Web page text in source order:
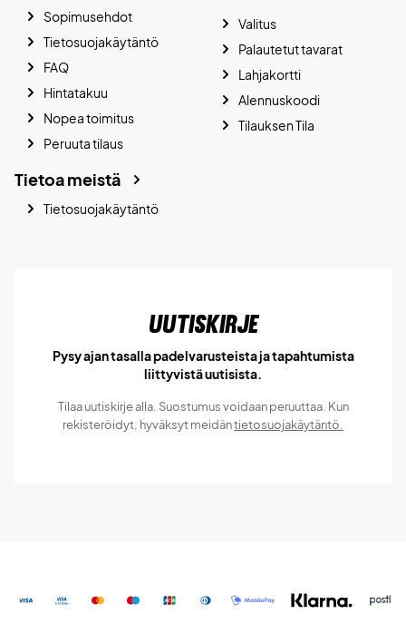
Sopimusehdot
Tietosuojakäytäntö
FAQ
Hintatakuu
Nopea toimitus
Peruuta tilaus
Valitus
Palautetut tavarat
Lahjakortti
Alennuskoodi
Tilauksen Tila
Tietoa meistä
Tietosuojakäytäntö
Uutiskirje
Pysy ajan tasalla padelvarusteista ja tapahtumista
liittyvistä uutisista.
Tilaa uutiskirje alla. Suostumus voidaan peruuttaa. Kun
rekisteröidyt, hyväksyt meidäntietosuojakäytäntö.